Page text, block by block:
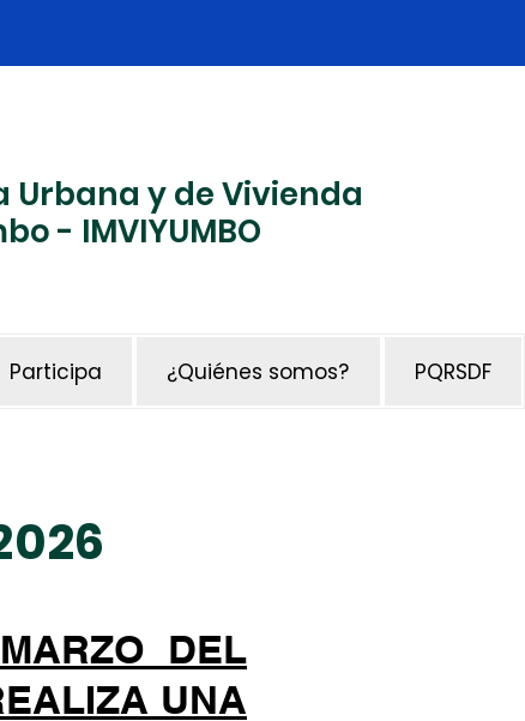
y de Vivienda
- IMVIYUMBO
Participa ¿Quiénes somos? PQRSDF
DEL
UNA